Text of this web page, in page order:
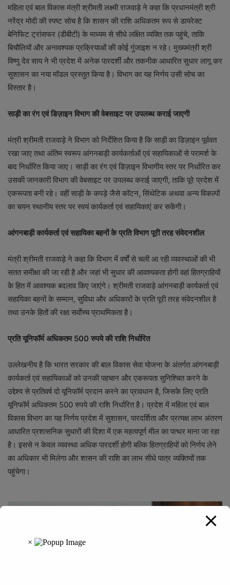
महिला एवं बाल विकास मंत्री श्रीमती लक्ष्मी राजवाड़े ने कहा कि प्रधानमंत्री श्री
नरेंद्र मोदी की स्पष्ट सोच है कि शासन की राशि अधिकतम रूप से डायरेक्ट
बेनिफिट ट्रांसफर (डीबीटी) के माध्यम से सीधे लक्षित व्यक्ति तक पहुंचे, ताकि
बिचौलियों और अनावश्यक प्रक्रियाओं की कोई गुंजाइश न रहे। मुख्यमंत्री श्री
विष्णु देव साय ने भी प्रदेश में अनेक पारदर्शी और तकनीक आधारित सुधार लागू कर
सुशासन का नया मॉडल प्रस्तुत किया है। विभाग का यह निर्णय उसी सोच का
विस्तार है।
साड़ी का रंग एवं डिज़ाइन विभाग की वेबसाइट पर उपलब्ध कराई जाएगी
मंत्री श्रीमती राजवाड़े ने विभाग को निर्देशित किया है कि साड़ी का डिज़ाइन पूर्ववत
रखा जाए तथा अंतिम स्वरूप आंगनबाड़ी कार्यकर्ताओं एवं सहायिकाओं से परामर्श के
बाद निर्धारित किया जाए। साड़ी का रंग एवं डिज़ाइन विभागीय स्तर पर निर्धारित कर
उसकी जानकारी विभाग की वेबसाइट पर उपलब्ध कराई जाएगी, ताकि पूरे प्रदेश में
एकरूपता बनी रहे। वहीं साड़ी के कपड़े जैसे कॉटन, सिंथेटिक अथवा अन्य विकल्पों
का चयन स्थानीय स्तर पर स्वयं कार्यकर्ता एवं सहायिकाएं कर सकेंगी।
आंगनबाड़ी कार्यकर्ता एवं सहायिका बहनों के प्रति विभाग पूरी तरह संवेदनशील
मंत्री श्रीमती राजवाड़े ने कहा कि विभाग में वर्षों से चली आ रही व्यवस्थाओं की भी
सतत समीक्षा की जा रही है और जहां भी सुधार की आवश्यकता होगी वहां हितग्राहियों
के हित में आवश्यक बदलाव किए जाएंगे। श्रीमती राजवाड़े आंगनबाड़ी कार्यकर्ता एवं
सहायिका बहनों के सम्मान, सुविधा और अधिकारों के प्रति पूरी तरह संवेदनशील है
तथा उनके हितों की रक्षा सर्वाेच्च प्राथमिकता है।
प्रति यूनिफॉर्म अधिकतम 500 रुपये की राशि निर्धारित
उल्लेखनीय है कि भारत सरकार की बाल विकास सेवा योजना के अंतर्गत आंगनबाड़ी
कार्यकर्ता एवं सहायिकाओं को उनकी पहचान और एकरूपता सुनिश्चित करने के
उद्देश्य से प्रतिवर्ष दो यूनिफॉर्म प्रदान करने का प्रावधान है, जिसके लिए प्रति
यूनिफॉर्म अधिकतम 500 रुपये की राशि निर्धारित है। प्रदेश में महिला एवं बाल
विकास विभाग का यह निर्णय प्रदेश में सुशासन, पारदर्शिता और प्रत्यक्ष लाभ अंतरण
आधारित प्रशासनिक सुधारों की दिशा में एक महत्वपूर्ण मील का पत्थर माना जा रहा
है। इससे न केवल व्यवस्था अधिक पारदर्शी होगी बल्कि हितग्राहियों को निर्णय लेने
का अधिकार भी मिलेगा और शासन की राशि का लाभ सीधे पात्र व्यक्तियों तक
पहुंचेगा।